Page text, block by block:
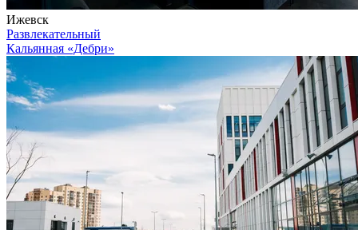
Ижевск
Развлекательный
Кальянная «Дебри»